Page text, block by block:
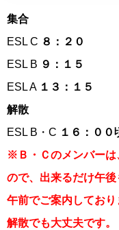
集合
ESL C ８：２０
ESL B ９：１５
ESL A １３：１５
解散
ESL B・C １６：００
※Ｂ・Ｃのメンバーは
ので、出来るだけ午
午前でご案内してお
解散でも大丈夫です。